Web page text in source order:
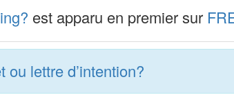
est apparu en premier sur
lettre d’intention?